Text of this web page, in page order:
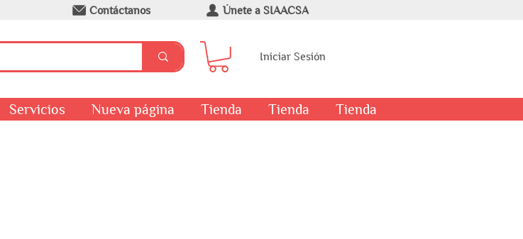
Contáctanos Únete a SIAACSA
Iniciar Sesión
Servicios Nueva página Tienda Tienda Tienda